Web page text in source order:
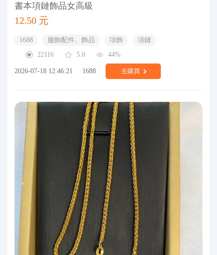
書本項鏈飾品女高級
12.50 元
1688 服飾配件、飾品 項飾
項鏈
22116
5.0 44%
2026-07-18 12:46:21 1688 去購買